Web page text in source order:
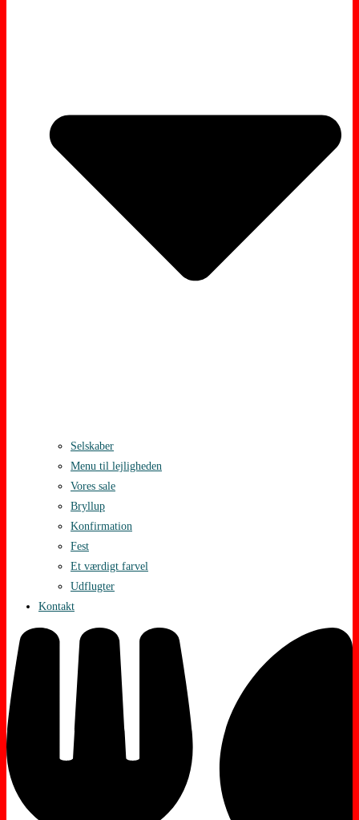
Selskaber
Menu til lejligheden
Vores sale
Bryllup
Konfirmation
Fest
Et værdigt farvel
Udflugter
Kontakt